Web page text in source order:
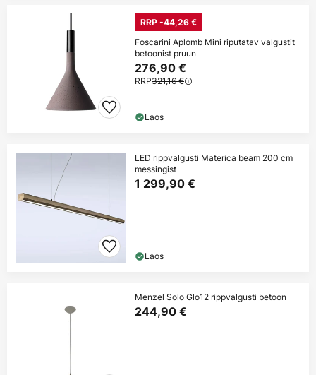
RRP -44,26 €
Foscarini Aplomb Mini riputatav valgustit
betoonist pruun
276,90 €
RRP321,16 €
Laos
LED rippvalgusti Materica beam 200 cm
messingist
1 299,90 €
Laos
Menzel Solo Glo12 rippvalgusti betoon
244,90 €